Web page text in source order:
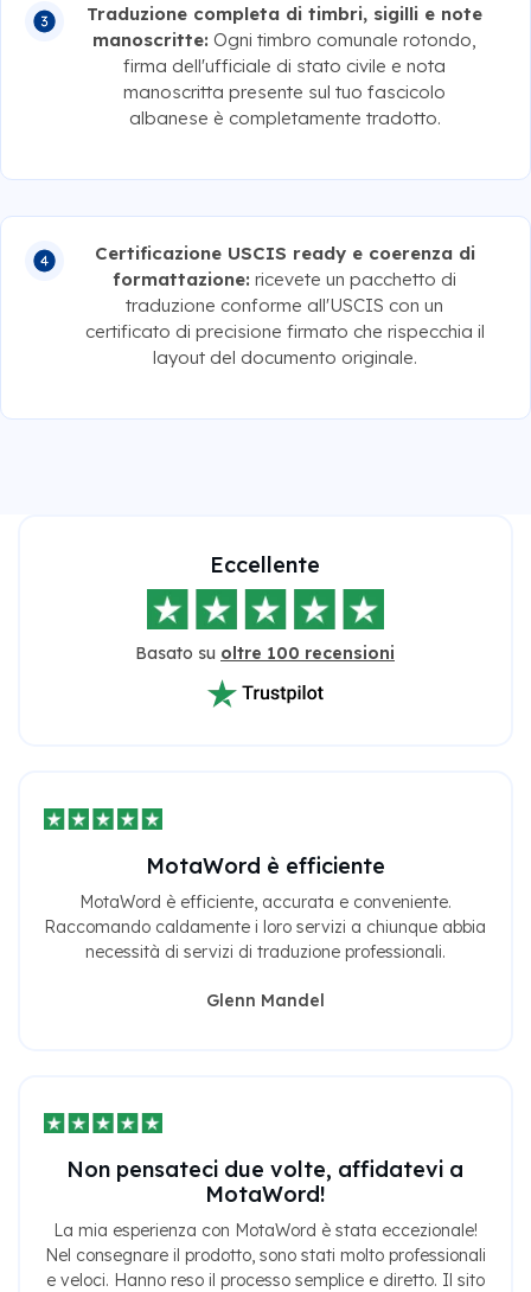
Traduzione completa di timbri, sigilli e note
manoscritte: Ogni timbro comunale rotondo,
firma dell'ufficiale di stato civile e nota
manoscritta presente sul tuo fascicolo
albanese è completamente tradotto.
Certificazione USCIS ready e coerenza di
formattazione: ricevete un pacchetto di
traduzione conforme all'USCIS con un
certificato di precisione firmato che rispecchia il
layout del documento originale.
Eccellente
Basato su oltre 100 recensioni
MotaWord è efficiente
MotaWord è efficiente, accurata e conveniente.
Raccomando caldamente i loro servizi a chiunque abbia
necessità di servizi di traduzione professionali.
Glenn Mandel
Non pensateci due volte, affidatevi a
MotaWord!
La mia esperienza con MotaWord è stata eccezionale!
Nel consegnare il prodotto, sono stati molto professionali
e veloci. Hanno reso il processo semplice e diretto. Il sito